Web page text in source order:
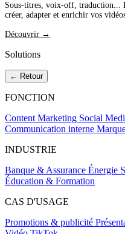
Sous-titres, voix-off, traduction...
créer, adapter et enrichir vos
Découvrir →
Solutions
← Retour
FONCTION
Content Marketing Social
Communication interne
INDUSTRIE
Banque & Assurance Énergie
Éducation & Formation
CAS D'USAGE
Promotions & publicité